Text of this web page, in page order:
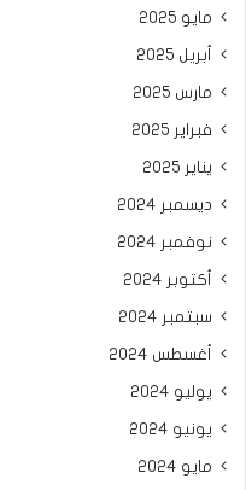
مايو 2025
أبريل 2025
مارس 2025
فبراير 2025
يناير 2025
ديسمبر 2024
نوفمبر 2024
أكتوبر 2024
سبتمبر 2024
أغسطس 2024
يوليو 2024
يونيو 2024
مايو 2024